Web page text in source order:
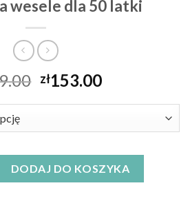
wesele dla 50 latki
zł153.00
wesele dla 50 latki
DODAJ DO KOSZYKA